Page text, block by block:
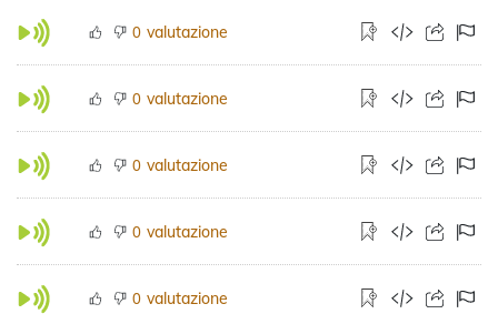
0 valutazione
0 valutazione
0 valutazione
0 valutazione
0 valutazione